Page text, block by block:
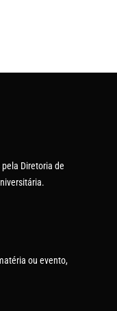
Diretoria de
ou evento,